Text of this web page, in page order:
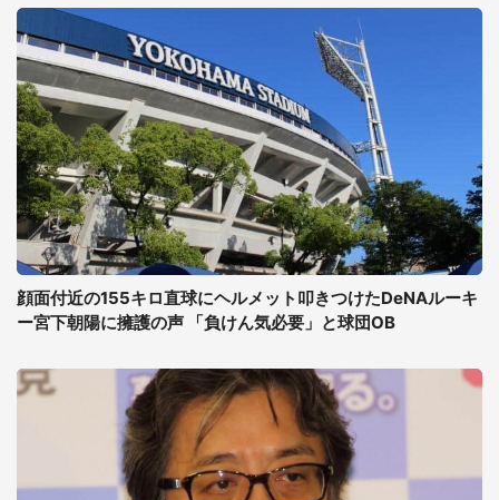
顔面付近の155キロ直球にヘルメット叩きつけたDeNAルーキ
ー宮下朝陽に擁護の声 「負けん気必要」と球団OB